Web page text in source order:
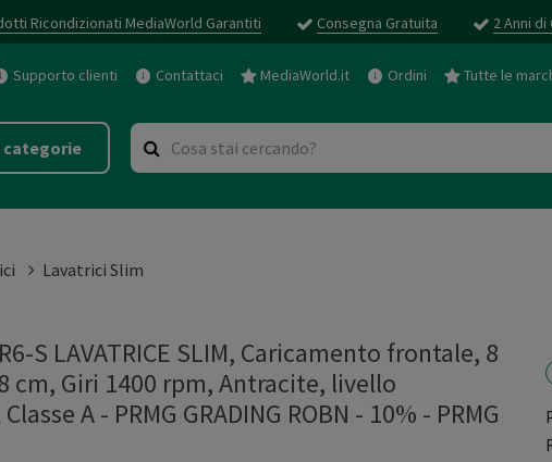
Ricondizionati MediaWorld Garantiti Consegna Gratuita 2 Anni di
Supporto clienti Contattaci MediaWorld.it Ordini Tutte le
categorie
Lavatrici Slim
S LAVATRICE SLIM, Caricamento frontale, 8
cm, Giri 1400 rpm, Antracite, livello
A - PRMG GRADING ROBN - 10% - PRMG